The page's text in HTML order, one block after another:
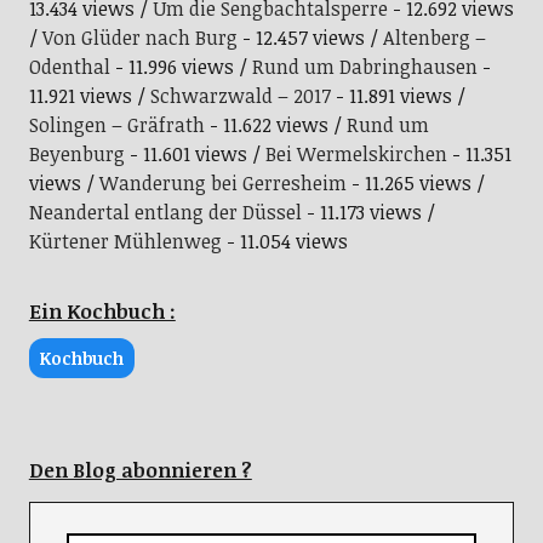
13.434 views Um die Sengbachtalsperre - 12.692 views
Von Glüder nach Burg - 12.457 views
Altenberg –
Odenthal- 11.996 views Rund um Dabringhausen-
11.921 views
Schwarzwald – 2017- 11.891 views
Solingen – Gräfrath- 11.622 views
Rund um
Beyenburg - 11.601 views Bei Wermelskirchen- 11.351
views
Wanderung bei Gerresheim- 11.265 views
Neandertal entlang der Düssel- 11.173 views
Kürtener Mühlenweg - 11.054 views
Ein Kochbuch :
Kochbuch
Den Blog abonnieren ?